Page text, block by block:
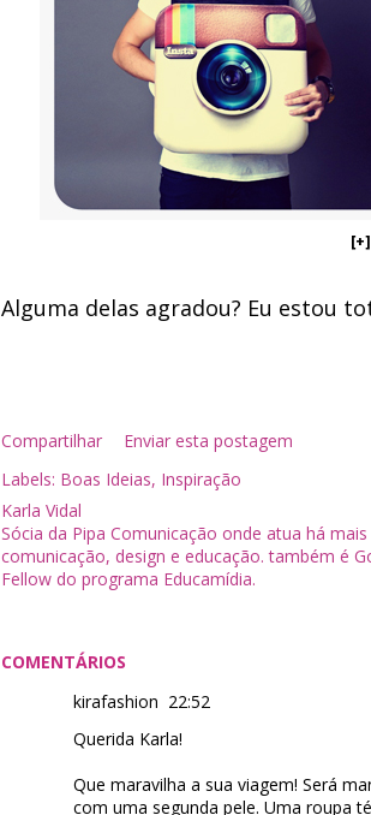
[+]
Alguma delas agradou? Eu estou
Compartilhar
Enviar esta postagem
Labels: Boas Ideias Inspiração
Karla Vidal
Sócia da Pipa Comunicação onde atua há
comunicação, design e educação. também é
Fellow do programa Educamídia.
COMENTÁRIOS
kirafashion 22:52
Querida Karla!
Que maravilha a sua viagem! Será
com uma segunda pele. Uma roupa